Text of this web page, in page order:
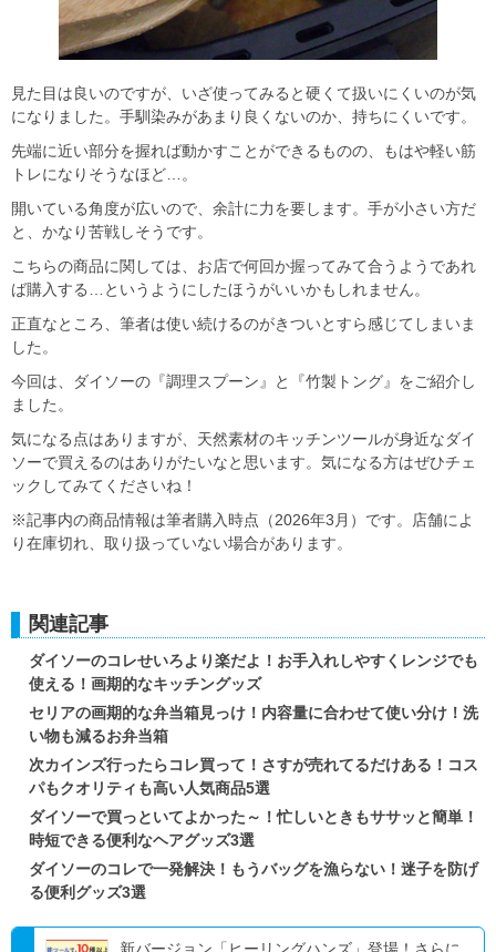
見た目は良いのですが、いざ使ってみると硬くて扱いにくいのが気
になりました。手馴染みがあまり良くないのか、持ちにくいです。
先端に近い部分を握れば動かすことができるものの、もはや軽い筋
トレになりそうなほど…。
開いている角度が広いので、余計に力を要します。手が小さい方だ
と、かなり苦戦しそうです。
こちらの商品に関しては、お店で何回か握ってみて合うようであれ
ば購入する…というようにしたほうがいいかもしれません。
正直なところ、筆者は使い続けるのがきついとすら感じてしまいま
した。
今回は、ダイソーの『調理スプーン』と『竹製トング』をご紹介し
ました。
気になる点はありますが、天然素材のキッチンツールが身近なダイ
ソーで買えるのはありがたいなと思います。気になる方はぜひチェ
ックしてみてくださいね！
※記事内の商品情報は筆者購入時点（2026年3月）です。店舗によ
り在庫切れ、取り扱っていない場合があります。
関連記事
ダイソーのコレせいろより楽だよ！お手入れしやすくレンジでも
使える！画期的なキッチングッズ
セリアの画期的な弁当箱見っけ！内容量に合わせて使い分け！洗
い物も減るお弁当箱
次カインズ行ったらコレ買って！さすが売れてるだけある！コス
パもクオリティも高い人気商品5選
ダイソーで買っといてよかった～！忙しいときもササッと簡単！
時短できる便利なヘアグッズ3選
ダイソーのコレで一発解決！もうバッグを漁らない！迷子を防げ
る便利グッズ3選
新バージョン「ヒーリングハンズ」登場！さらに